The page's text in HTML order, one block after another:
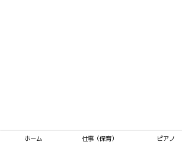
ホーム 仕事（保育） ピアノ